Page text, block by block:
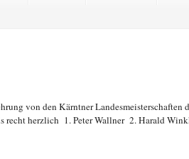
von den Kärntner Landesmeisterschaften
recht herzlich 1. Peter Wallner 2. Harald